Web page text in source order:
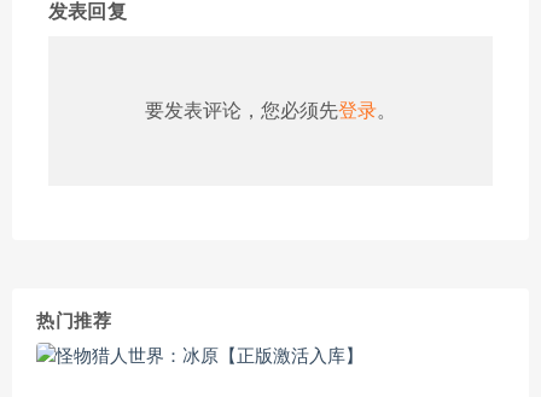
发表回复
要发表评论，您必须先登录。
热门推荐